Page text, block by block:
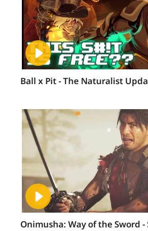
Ball x Pit - The Naturalist
Onimusha: Way of the Sword -